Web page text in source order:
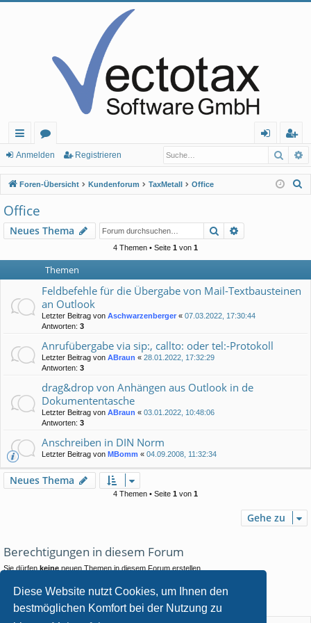
Diese Website nutzt Cookies, um Ihnen den
bestmöglichen Komfort bei der Nutzung zu
ch
ne
llz
ug
rif
f
or
en
m
el
eg
ist
rie
Anmelden Registrieren
Foren-Übersicht Kundenforum TaxMetall Office
Office
Neues Thema Suche
4 Themen • Seite 1 von 1
Themen
Feldbefehle für die Übergabe von Mail-Textbausteinen
an Outlook
Letzter Beitrag von Aschwarzenberger « 07.03.2022, 17:30:44
Antworten: 3
Anrufübergabe via sip:, callto: oder tel:-Protokoll
Letzter Beitrag von ABraun « 28.01.2022, 17:32:29
Antworten: 3
drag&drop von Anhängen aus Outlook in de
Dokumententasche
Letzter Beitrag von ABraun « 03.01.2022, 10:48:06
Antworten: 3
Anschreiben in DIN Norm
Letzter Beitrag von MBomm « 04.09.2008, 11:32:34
Neues Thema
4 Themen • Seite 1 von 1
Gehe zu
Berechtigungen in diesem Forum
Sie dürfen keine neuen Themen in diesem Forum erstellen.
Sie dürfen Ihre Beiträge in diesem Forum nicht ändern.
Sie dürfen Ihre Beiträge in diesem Forumnicht löschen.
Sie dürfenkeine Dateianhänge in diesem Forum erstellen.